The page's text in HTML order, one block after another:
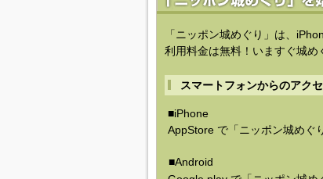
「ニッポン城めぐり」は、
利用料金は無料！いますぐ城め
スマートフォンからのアク
■iPhone
AppStore で「ニッポン城めぐ
■Android